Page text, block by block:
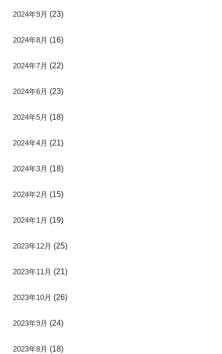
2024年9月 (23)
2024年8月 (16)
2024年7月 (22)
2024年6月 (23)
2024年5月 (18)
2024年4月 (21)
2024年3月 (18)
2024年2月 (15)
2024年1月 (19)
2023年12月 (25)
2023年11月 (21)
2023年10月 (26)
2023年9月 (24)
2023年8月 (18)